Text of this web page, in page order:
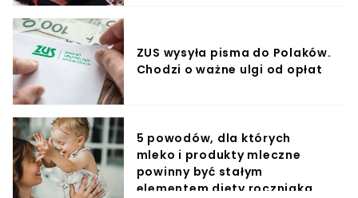
ZUS wysyła pisma do Polaków.
Chodzi o ważne ulgi od opłat
5 powodów, dla których
mleko i produkty mleczne
powinny być stałym
elementem diety roczniaka